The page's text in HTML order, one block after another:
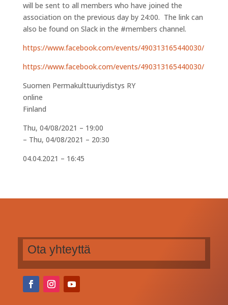
will be sent to all members who have joined the
association on the previous day by 24:00. The link can
also be found on Slack in the #members channel.
https://www.facebook.com/events/490313165440030/
https://www.facebook.com/events/490313165440030/
Suomen Permakulttuuriydistys RY
online
Finland
Thu, 04/08/2021 – 19:00
– Thu, 04/08/2021 – 20:30
04.04.2021 – 16:45
Ota yhteyttä